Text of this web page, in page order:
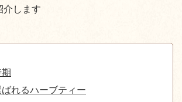
介します
れるハーブティー